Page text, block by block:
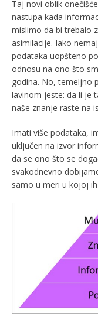
Taj novi oblik
nastupa kada
mislimo da bi trebalo
asimilacije. Iako
podataka uopšteno
odnosu na ono što
godina. No, temeljno
lavinom jeste: da li je
naše znanje raste na
Imati više podataka,
uključen na izvor
da se ono što se
svakodnevno
samo u meri u kojoj